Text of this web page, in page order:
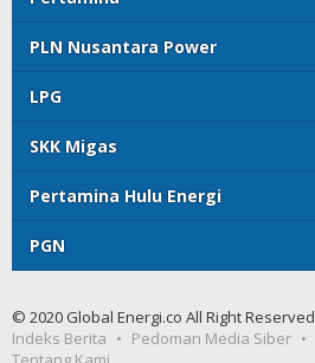
PLN Nusantara Power
LPG
SKK Migas
Pertamina Hulu Energi
PGN
© 2020 Global Energi.co All Right Reserved
Indeks Berita
Pedoman Media Siber